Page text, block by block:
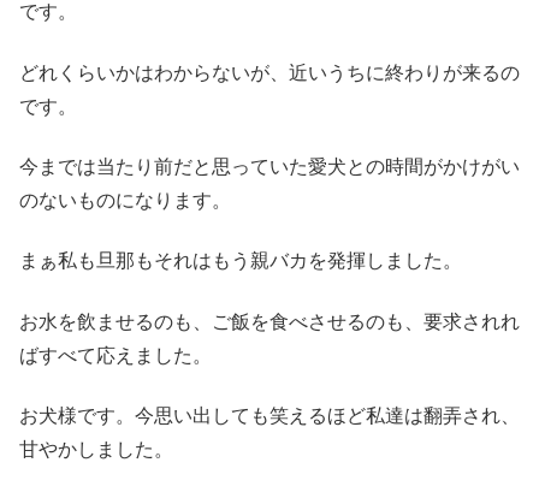
です。
どれくらいかはわからないが、近いうちに終わりが来るの
です。
今までは当たり前だと思っていた愛犬との時間がかけがい
のないものになります。
まぁ私も旦那もそれはもう親バカを発揮しました。
お水を飲ませるのも、ご飯を食べさせるのも、要求されれ
ばすべて応えました。
お犬様です。今思い出しても笑えるほど私達は翻弄され、
甘やかしました。